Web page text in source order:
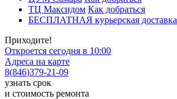
ТЦ Максидом Как добраться
БЕСПЛАТНАЯ курьерская доставка
Приходите!
Откроется сегодня в 10:00
Адреса на карте
8(846)379-21-09
узнать срок
и стоимость ремонта